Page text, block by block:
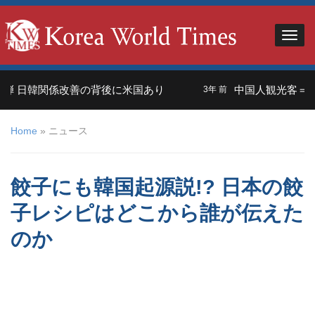
係改善の背後に米国あり 中国人観光客＝外交の
Home » ニュース
餃子にも韓国起源説!? 日本の餃
子レシピはどこから誰が伝えた
のか